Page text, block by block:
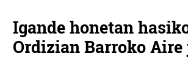
Igande honetan
Ordizian Barroko